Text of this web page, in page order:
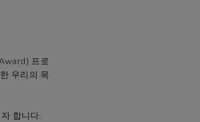
프로
우리의 목
합니다.